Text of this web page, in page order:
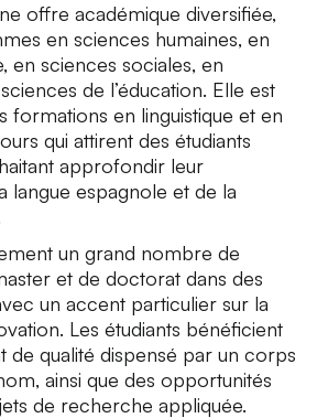
offre académique diversifiée,
en sciences humaines, en
en sciences sociales, en
de l’éducation. Elle est
formations en linguistique et en
qui attirent des étudiants
approfondir leur
langue espagnole et de la
un grand nombre de
et de doctorat dans des
un accent particulier sur la
Les étudiants bénéficient
de qualité dispensé par un corps
ainsi que des opportunités
de recherche appliquée.